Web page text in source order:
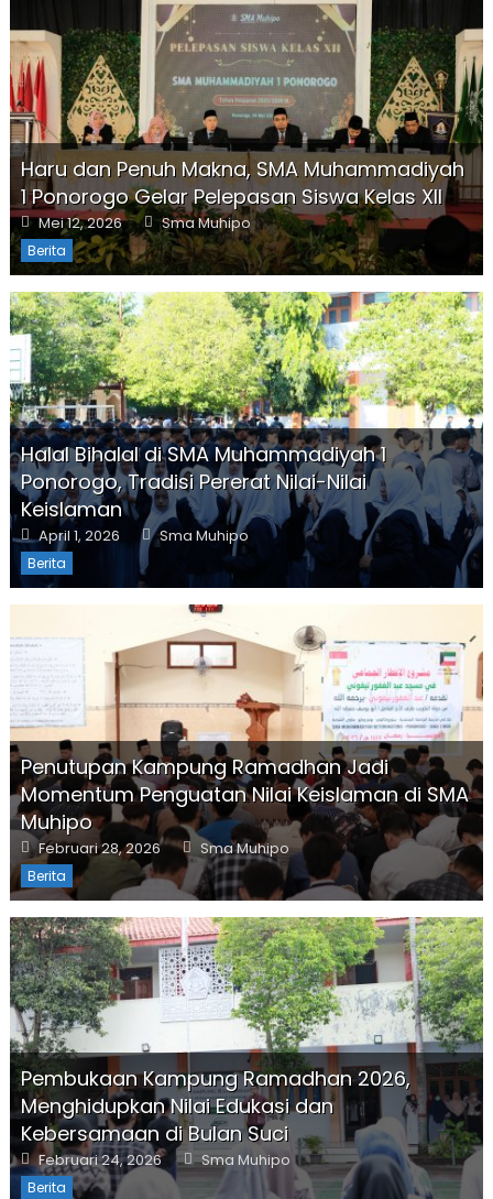
Haru dan Penuh Makna, SMA Muhammadiyah
1 Ponorogo Gelar Pelepasan Siswa Kelas XII
Posted
on
Mei 12, 2026 Author
Sma Muhipo
Berita
Halal Bihalal di SMA Muhammadiyah 1
Ponorogo, Tradisi Pererat Nilai-Nilai
Keislaman
Posted
on
April 1, 2026 Author
Sma Muhipo
Berita
Penutupan Kampung Ramadhan Jadi
Momentum Penguatan Nilai Keislaman di SMA
Muhipo
Posted
on
Februari 28, 2026 Author
Sma Muhipo
Berita
Pembukaan Kampung Ramadhan 2026,
Menghidupkan Nilai Edukasi dan
Kebersamaan di Bulan Suci
Posted
on
Februari 24, 2026 Author
Sma Muhipo
Berita